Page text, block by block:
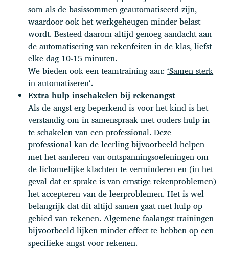
som als de basissommen geautomatiseerd zijn,
waardoor ook het werkgeheugen minder belast
wordt. Besteed daarom altijd genoeg aandacht aan
de automatisering van rekenfeiten in de klas, liefst
elke dag 10-15 minuten.
We bieden ook een teamtraining aan:‘Samen sterk
in automatiseren‘.
Extra hulp inschakelen bij rekenangst
Als de angst erg beperkend is voor het kind is het
verstandig om in samenspraak met ouders hulp in
te schakelen van een professional. Deze
professional kan de leerling bijvoorbeeld helpen
met het aanleren van ontspanningsoefeningen om
de lichamelijke klachten te verminderen en (in het
geval dat er sprake is van ernstige rekenproblemen)
het accepteren van de leerproblemen. Het is wel
belangrijk dat dit altijd samen gaat met hulp op
gebied van rekenen. Algemene faalangst trainingen
bijvoorbeeld lijken minder effect te hebben op een
specifieke angst voor rekenen.